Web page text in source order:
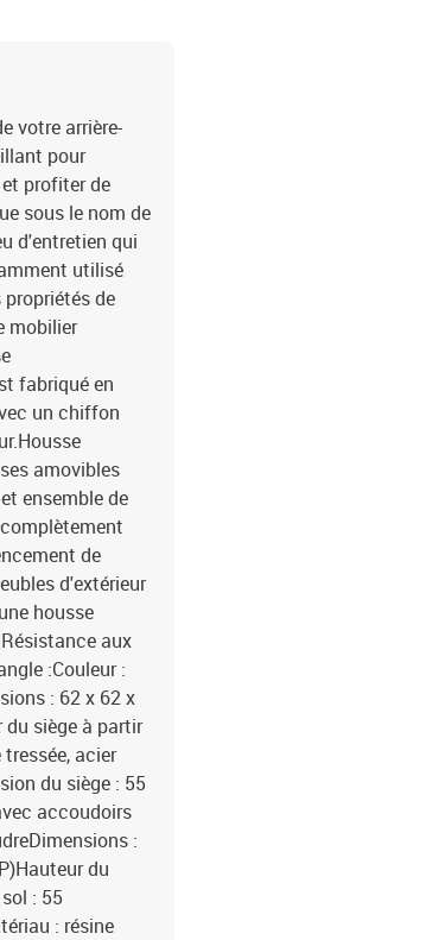
votre arrière-
pour
profiter de
sous le nom de
d'entretien qui
utilisé
de
mobilier
fabriqué en
un chiffon
amovibles
ensemble de
de
d'extérieur
housse
aux
:Couleur :
: 62 x 62 x
du siège à partir
acier
du siège : 55
accoudoirs
:
du
: 55
: résine